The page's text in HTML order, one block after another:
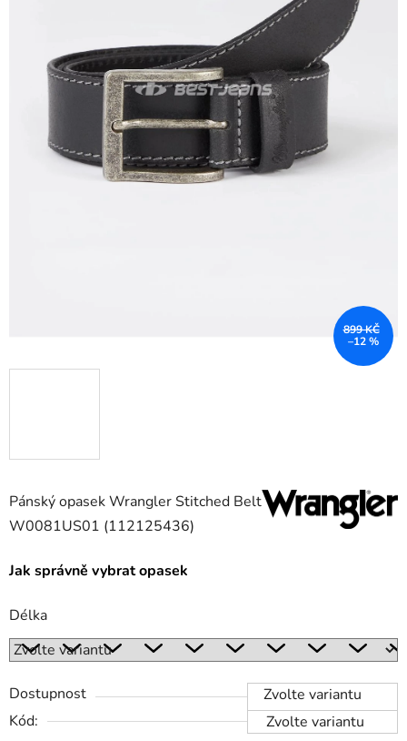
Pánský opasek Wrangler Stitched Belt
W0081US01 (112125436)
Jak správně vybrat opasek
Délka
Dostupnost
Zvolte variantu
Kód:
Zvolte variantu
899 KČ
–12 %